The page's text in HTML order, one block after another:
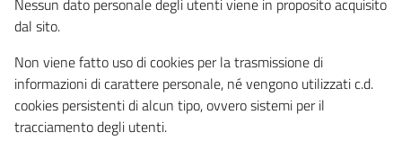
Nessun dato personale degli utenti viene in proposito acquisito
dal sito.
Non viene fatto uso di cookies per la trasmissione di
informazioni di carattere personale, né vengono utilizzati c.d.
cookies persistenti di alcun tipo, ovvero sistemi per il
tracciamento degli utenti.